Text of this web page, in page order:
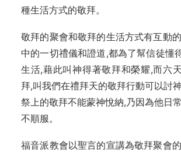
種生活方式的敬拜。
敬拜的聚會和敬拜的生活方式有互動
中的一切禮儀和證道,都為了幫信徒懂
生活,藉此叫神得著敬拜和榮耀,而六
拜,叫我們在禮拜天的敬拜行動可以討
祭上的敬拜不能蒙神悅納,乃因為他日
不順服。
福音派教會以聖言的宣講為敬拜聚會